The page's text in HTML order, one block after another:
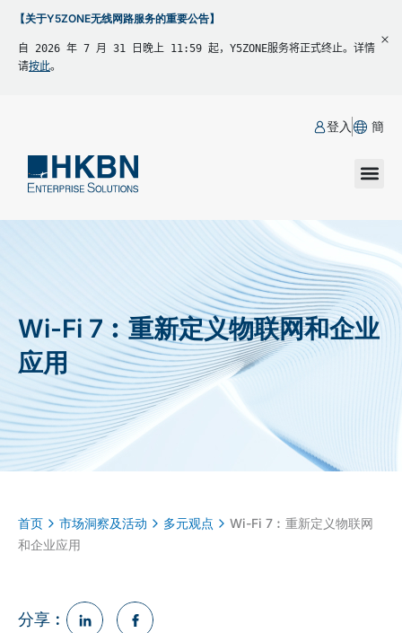
【关于Y5ZONE无线网路服务的重要公告】
自 2026 年 7 月 31 日晚上 11:59 起，Y5ZONE服务将正式终止。详情
请按此。
登入 簡
Wi-Fi 7︰重新定义物联网和企业
应用
首页 市场洞察及活动 多元观点
Wi-Fi 7︰重新定义物联网
和企业应用
分享︰